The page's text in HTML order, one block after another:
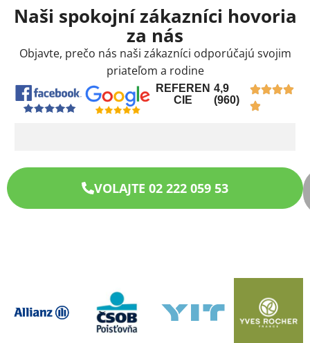
Naši spokojní zákazníci hovoria
za nás
Objavte, prečo nás naši zákazníci odporúčajú svojim
priateľom a rodine
REFEREN
CIE
4,9
(960)
VOLAJTE 02 222 059 53